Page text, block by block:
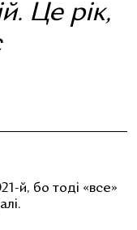
Це рік,
й, бо тоді «все»